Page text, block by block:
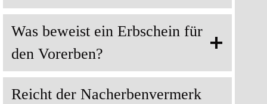
Was beweist ein Erbschein für
den Vorerben?
Reicht der Nacherbenvermerk